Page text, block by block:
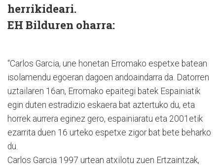
herrikideari.
EH Bilduren oharra:
“Carlos Garcia, une honetan Erromako espetxe batean
isolamendu egoeran dagoen andoaindarra da. Datorren
uztailaren 16an, Erromako epaitegi batek Espainiatik
egin duten estradizio eskaera bat aztertuko du, eta
horrek aurrera eginez gero, espainiaratu eta 2001etik
ezarrita duen 16 urteko espetxe zigor bat bete beharko
du.
Carlos Garcia 1997 urtean atxilotu zuen Ertzaintzak,